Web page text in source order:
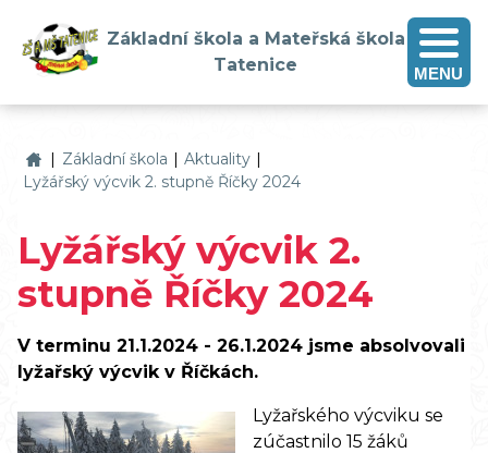
Základní škola a Mateřská škola
Tatenice
MENU
Základní škola a Mateřská škola Tatenice
| Základní škola | Aktuality |
Lyžářský výcvik 2. stupně Říčky 2024
Lyžářský výcvik 2.
stupně Říčky 2024
V terminu 21.1.2024 - 26.1.2024 jsme absolvovali
lyžařský výcvik v Říčkách.
Lyžařského výcviku se
zúčastnilo 15 žáků